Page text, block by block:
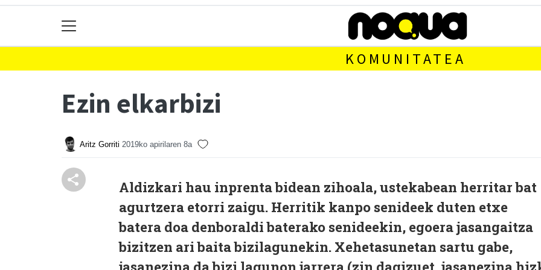
KOMUNITATEA
Ezin elkarbizi
Aritz Gorriti 2019ko apirilaren 8a
Aldizkari hau inprenta bidean zihoala, ustekabean herritar bat
agurtzera etorri zaigu. Herritik kanpo senideek duten etxe
batera doa denboraldi baterako senideekin, egoera jasangaitza
bizitzen ari baita bizilagunekin. Xehetasunetan sartu gabe,